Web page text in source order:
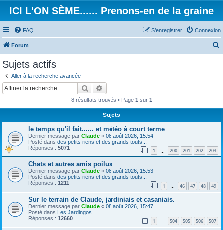
ICI L'ON SÈME...... Prenons-en de la graine
FAQ Connexion
S’enregistrer
Forum
Sujets actifs
Aller à la recherche avancée
Rechercher
8 résultats trouvés • Page 1 sur 1
Sujets
le temps qu'il fait...... et météo à court terme
Dernier message par Claude « 08 août 2026, 15:54
Posté dans des petits riens et des grands touts...
Réponses : 5071 1 200 201 202 203
Chats et autres amis poilus
Dernier message par Claude « 08 août 2026, 15:53
Posté dans des petits riens et des grands touts...
Réponses : 1211 1 … 46 47 48 49
Sur le terrain de Claude, jardiniais et casaniais.
Dernier message par Claude « 08 août 2026, 15:47
Posté dans Les Jardingos
Réponses : 12660 1 504 505 506 507